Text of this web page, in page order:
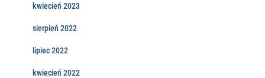
kwiecień 2023
sierpień 2022
lipiec 2022
kwiecień 2022